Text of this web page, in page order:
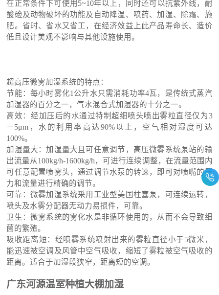
在正常条件下可使用5~10年以上，同时还可以抗紫外线，耐
酸硷及动物破坏的功能及自动降温、喷药、加湿、除霜、施
肥。省时、省水又省工，在经济效益上此产品寿命长、造价
低且设计美观不影响与其他设施使用。
超高压微雾加湿系统的特点：
节能：每小时雾化1公升水只需消耗功率4瓦，是传统式蒸汽
加湿器的百分之一，气水混合式加湿器的十分之一。
高效：经加压后的水通过特制超细喷头喷出雾粒直径仅为3
－5μm，水的利用率高达90%以上，空气相对湿度可达
100%。
加湿量大：加湿量大且可任意调节，高压微雾系统泵站的输
出流量从100kg/h-1600kg/h，可进行连续调整，在流量范围内
可任意配置喷雾头，通过调节水泵的转速，即可对喷嘴的压
力和流量进行精确的调节。
可靠：微雾加湿系统采用工业型美国柱塞泵，可连续运转，
喷头及水雾分配器无动力易损件，可靠。
卫生：微雾系统的雾化水是非循环使用的，从而不会导致细
菌的繁殖。
吸收距离短：经喷雾系统喷射出来的雾粒直径小于5微米，
能迅速被空调及风管中空气吸收，缩短了雾粒被空气吸收的
距离。适合于加湿段狭窄，距离短的空调。
广东河源温室种植大棚加湿